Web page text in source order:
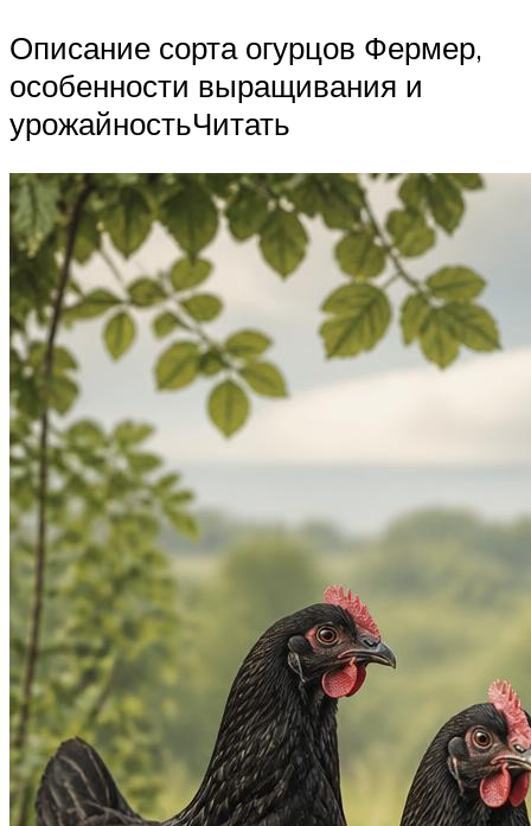
Описание сорта огурцов Фермер,
особенности выращивания и
урожайностьЧитать